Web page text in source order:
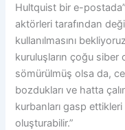
Hultquist bir e-postada”
aktörleri tarafından
kullanılmasını
kuruluşların çoğu siber
sömürülmüş olsa da,
bozdukları ve hatta
kurbanları gasp
oluşturabilir.”